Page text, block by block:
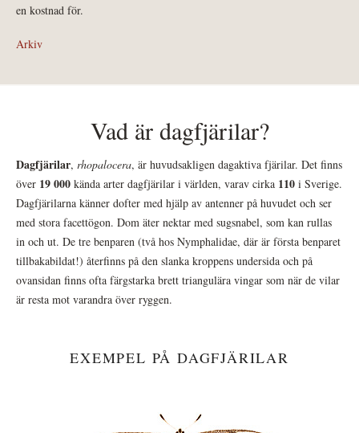
en kostnad för.
Arkiv
Vad är dagfjärilar?
Dagfjärilar, rhopalocera, är huvudsakligen dagaktiva fjärilar. Det finns
över 19 000 kända arter dagfjärilar i världen, varav cirka 110 i Sverige.
Dagfjärilarna känner dofter med hjälp av antenner på huvudet och ser
med stora facettögon. Dom äter nektar med sugsnabel, som kan rullas
in och ut. De tre benparen (två hos Nymphalidae, där är första benparet
tillbakabildat!) återfinns på den slanka kroppens undersida och på
ovansidan finns ofta färgstarka brett triangulära vingar som när de vilar
är resta mot varandra över ryggen.
EXEMPEL PÅ DAGFJÄRILAR